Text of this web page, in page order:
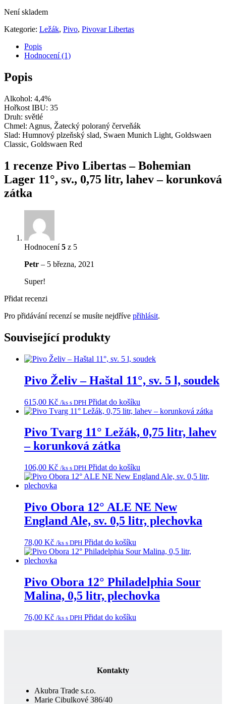
Není skladem
Kategorie: Ležák, Pivo, Pivovar Libertas
Popis
Hodnocení (1)
Popis
Alkohol: 4,4%
Hořkost IBU: 35
Druh: světlé
Chmel: Agnus, Žatecký poloraný červeňák
Slad: Humnový plzeňský slad, Swaen Munich Light, Goldswaen
Classic, Goldswaen Red
1 recenze Pivo Libertas – Bohemian
Lager 11°, sv., 0,75 litr, lahev – korunková
zátka
Hodnocení5 z 5
Petr – 5 března, 2021
Super!
Přidat recenzi
Pro přidávání recenzí se musíte nejdříve přihlásit.
Související produkty
Pivo Želiv – Haštal 11°, sv. 5 l, soudek
615,00 Kč /ks s DPH Přidat do košíku
Pivo Tvarg 11° Ležák, 0,75 litr, lahev
– korunková zátka
106,00 Kč /ks s DPH Přidat do košíku
Pivo Obora 12° ALE NE New
England Ale, sv. 0,5 litr, plechovka
78,00 Kč /ks s DPH Přidat do košíku
Pivo Obora 12° Philadelphia Sour
Malina, 0,5 litr, plechovka
76,00 Kč /ks s DPH Přidat do košíku
Kontakty
Akubra Trade s.r.o.
Marie Cibulkové 386/40